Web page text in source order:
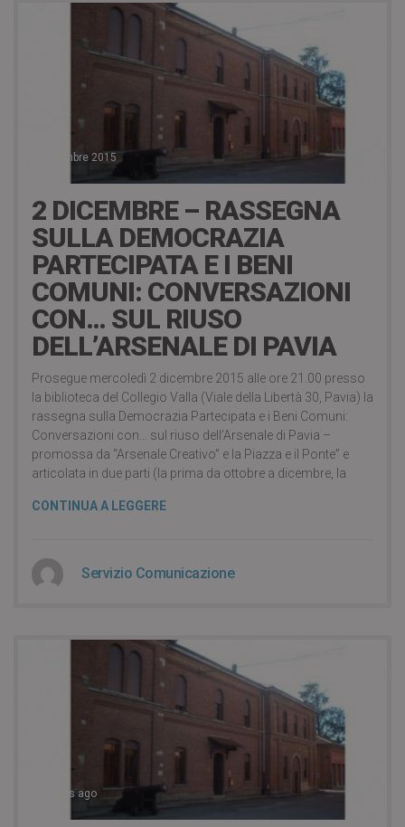
2 Dicembre 2015
2 DICEMBRE – RASSEGNA
SULLA DEMOCRAZIA
PARTECIPATA E I BENI
COMUNI: CONVERSAZIONI
CON… SUL RIUSO
DELL’ARSENALE DI PAVIA
Prosegue mercoledì 2 dicembre 2015 alle ore 21.00 presso
la biblioteca del Collegio Valla (Viale della Libertà 30, Pavia) la
rassegna sulla Democrazia Partecipata e i Beni Comuni:
Conversazioni con… sul riuso dell’Arsenale di Pavia –
promossa da “Arsenale Creativo” e la Piazza e il Ponte” e
articolata in due parti (la prima da ottobre a dicembre, la
CONTINUA A LEGGERE
Servizio Comunicazione
11 years ago